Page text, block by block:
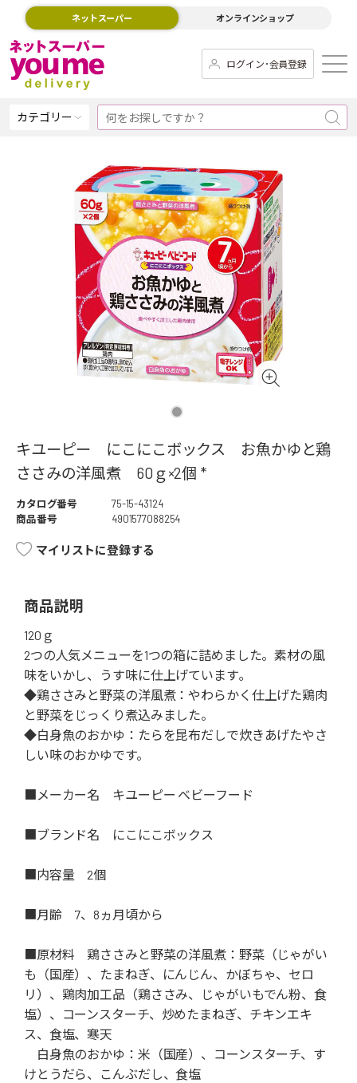
ネットスーパー オンラインショップ
ログイン･会員登録
カテゴリー
キユーピー にこにこボックス お魚かゆと鶏
ささみの洋風煮 60ｇ×2個 *
カタログ番号
75-15-43124
商品番号
4901577088254
マイリストに登録する
商品説明
120ｇ
2つの人気メニューを1つの箱に詰めました。素材の風
味をいかし、うす味に仕上げています｡
◆鶏ささみと野菜の洋風煮：やわらかく仕上げた鶏肉
と野菜をじっくり煮込みました。
◆白身魚のおかゆ：たらを昆布だしで炊きあげたやさ
しい味のおかゆです。
■メーカー名 キユーピー ベビーフード
■ブランド名 にこにこボックス
■内容量 2個
■月齢 7、8ヵ月頃から
■原材料 鶏ささみと野菜の洋風煮：野菜（じゃがい
も（国産）、たまねぎ、にんじん、かぼちゃ、セロ
リ）、鶏肉加工品（鶏ささみ、じゃがいもでん粉、食
塩）、コーンスターチ、炒めたまねぎ、チキンエキ
ス、食塩、寒天
白身魚のおかゆ：米（国産）、コーンスターチ、す
けとうだら、こんぶだし、食塩